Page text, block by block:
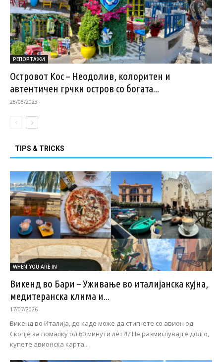
РЕПОРТАЖИ
Островот Кос – Неодолив, колоритен и
автентичен грчки остров со богата...
28/08/2023
TIPS & TRICKS
WHEN YOU ARE IN
Викенд во Бари – Уживање во италијанска кујна,
медитеранска клима и...
17/07/2026
Викенд во Италија, до каде може да стигнете со авион од
Скопје за помалку од 60 минути лет?!? Не размислувајте долго,
купете авионска карта...